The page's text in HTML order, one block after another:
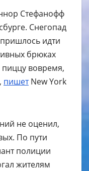
Стефанофф
Снегопад
идти
брюках
пиццу вовремя,
пишетNew York
не оценил,
По пути
полиции
жителям